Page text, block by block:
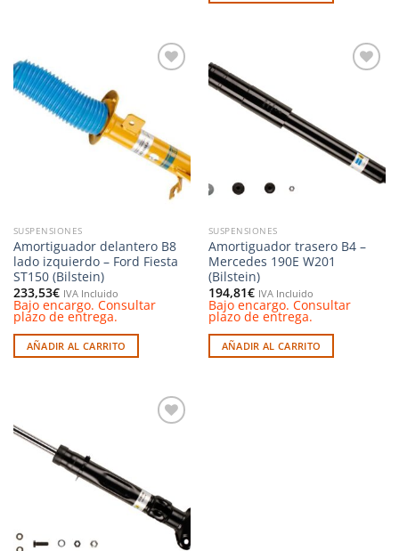
SUSPENSIONES
Amortiguador delantero B8
lado izquierdo – Ford Fiesta
ST150 (Bilstein)
233,53€ IVA Incluido
Bajo encargo. Consultar
plazo de entrega.
AÑADIR AL CARRITO
SUSPENSIONES
Amortiguador trasero B4 –
Mercedes 190E W201
(Bilstein)
194,81€ IVA Incluido
Bajo encargo. Consultar
plazo de entrega.
AÑADIR AL CARRITO